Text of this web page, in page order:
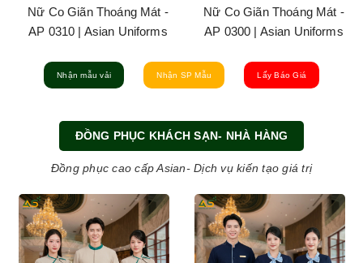
Nữ Co Giãn Thoáng Mát -
AP 0310 | Asian Uniforms
Nữ Co Giãn Thoáng Mát -
AP 0300 | Asian Uniforms
Nhận mẫu vải Nhận SP Mẫu Lấy Báo Giá
ĐỒNG PHỤC KHÁCH SẠN- NHÀ HÀNG
Đồng phục cao cấp Asian- Dịch vụ kiến tạo giá trị